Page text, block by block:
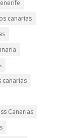
canarias
canarias
Canarias